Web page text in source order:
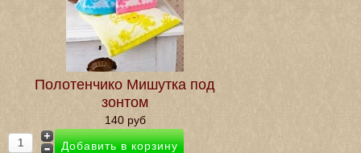
Полотенчико Мишутка под
зонтом
140 руб